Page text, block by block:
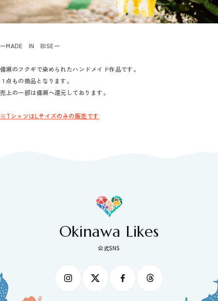
ーMADE IN BISEー
備瀬のフクギで染められたハンドメイド作品です。
１点もの商品となります。
売上の一部は備瀬へ還元しております。
※TシャツはLサイズのみの販売です
Okinawa Likes
公式SNS